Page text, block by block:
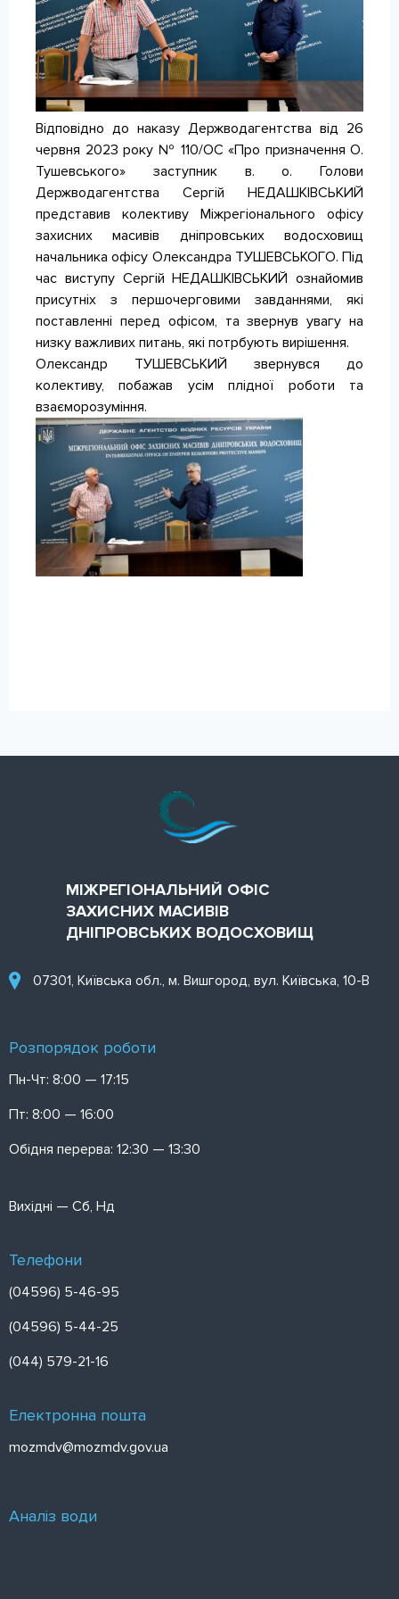
КОНТАКТИ
Відповідно до наказу Держводагентства від 26
червня 2023 року № 110/ОС «Про призначення О.
Тушевського» заступник в. о. Голови
Держводагентства Сергій НЕДАШКІВСЬКИЙ
представив колективу Міжрегіонального офісу
захисних масивів дніпровських водосховищ
начальника офісу Олександра ТУШЕВСЬКОГО. Під
час виступу Сергій НЕДАШКІВСЬКИЙ ознайомив
присутніх з першочерговими завданнями, які
поставленні перед офісом, та звернув увагу на
низку важливих питань, які потрбують вирішення.
Олександр ТУШЕВСЬКИЙ звернувся до
колективу, побажав усім плідної роботи та
взаєморозуміння.
МІЖРЕГІОНАЛЬНИЙ ОФІС
ЗАХИСНИХ МАСИВІВ
ДНІПРОВСЬКИХ ВОДОСХОВИЩ
07301, Київська обл., м. Вишгород, вул. Київська, 10-В
Розпорядок роботи
Пн-Чт: 8:00 — 17:15
Пт: 8:00 — 16:00
Обідня перерва: 12:30 — 13:30
Вихідні — Сб, Нд
Телефони
(04596) 5-46-95
(04596) 5-44-25
(044) 579-21-16
Електронна пошта
mozmdv@mozmdv.gov.ua
Аналіз води